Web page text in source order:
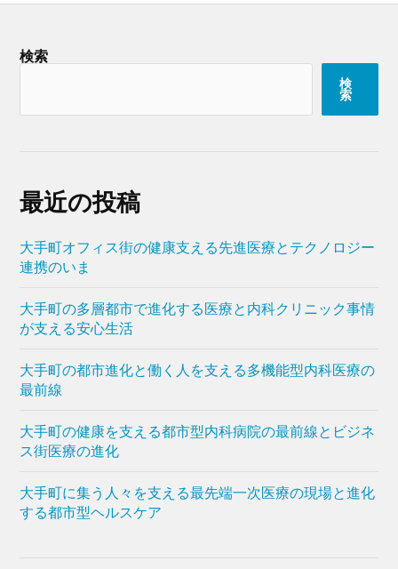
検索
検
索
最近の投稿
大手町オフィス街の健康支える先進医療とテクノロジー
連携のいま
大手町の多層都市で進化する医療と内科クリニック事情
が支える安心生活
大手町の都市進化と働く人を支える多機能型内科医療の
最前線
大手町の健康を支える都市型内科病院の最前線とビジネ
ス街医療の進化
大手町に集う人々を支える最先端一次医療の現場と進化
する都市型ヘルスケア